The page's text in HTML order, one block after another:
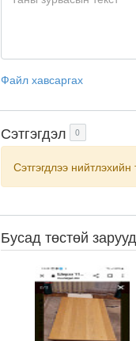
Файл хавсаргах
Сэтгэгдэл 0
Сэтгэгдлээ нийтлэхийн
Бусад төстөй зарууд